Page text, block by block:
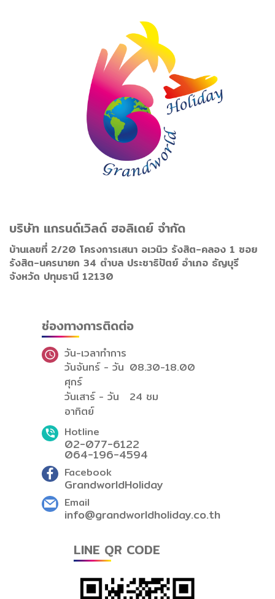
บริษัท แกรนด์เวิลด์ ฮอลิเดย์ จำกัด
บ้านเลขที่ 2/20 โครงการเสนา อเวนิว รังสิต-คลอง 1 ซอย
รังสิต-นครนายก 34 ตำบล ประชาธิปัตย์ อำเภอ ธัญบุรี
จังหวัด ปทุมธานี 12130
ช่องทางการติดต่อ
วัน-เวลาทำการ
วันจันทร์ - วัน
ศุกร์
08.30-18.00
วันเสาร์ - วัน
อาทิตย์
24 ชม
Hotline
02-077-6122
064-196-4594
Facebook
GrandworldHoliday
Email
info@grandworldholiday.co.th
LINE QR CODE